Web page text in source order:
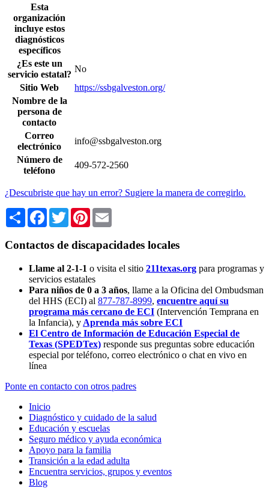
Esta
organización
incluye estos
diagnósticos
específicos
¿Es este un
servicio estatal?
No
Sitio Web
https://ssbgalveston.org/
Nombre de la
persona de
contacto
Correo
electrónico
info@ssbgalveston.org
Número de
teléfono
409-572-2560
¿Descubriste que hay un error? Sugiere la manera de corregirlo.
Share Facebook
TwitterPinterest
Contactos de discapacidades locales
Llame al 2-1-1 o visita el sitio 211texas.org para programas y
servicios estatales
Para niños de 0 a 3 años, llame a la Oficina del Ombudsman
del HHS (ECI) al 877-787-8999, encuentre aquí su
programa más cercano de ECI (Intervención Temprana en
la Infancia), y Aprenda más sobre ECI
El Centro de Información de Educación Especial de
Texas (SPEDTex) responde sus preguntas sobre educación
especial por teléfono, correo electrónico o chat en vivo en
línea
Ponte en contacto con otros padres
Inicio
Diagnóstico y cuidado de la salud
Educación y escuelas
Seguro médico y ayuda económica
Apoyo para la familia
Transición a la edad adulta
Encuentra servicios, grupos y eventos
Blog